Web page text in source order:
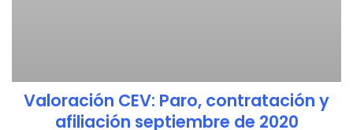
Valoración CEV: Paro, contratación y
afiliación septiembre de 2020